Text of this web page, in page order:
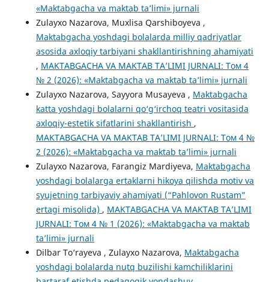
«Maktabgacha va maktab ta’limi» jurnali
Zulayxo Nazarova, Muxlisa Qarshiboyeva ,
Maktabgacha yoshdagi bolalarda milliy qadriyatlar
asosida axloqiy tarbiyani shakllantirishning ahamiyati
, MAKTABGACHA VA MAKTAB TA’LIMI JURNALI: Том 4
№ 2 (2026): «Maktabgacha va maktab ta’limi» jurnali
Zulayxo Nazarova, Sayyora Musayeva , Maktabgacha
katta yoshdagi bolalarni qo‘g‘irchoq teatri vositasida
axloqiy-estetik sifatlarini shakllantirish ,
MAKTABGACHA VA MAKTAB TA’LIMI JURNALI: Том 4 №
2 (2026): «Maktabgacha va maktab ta’limi» jurnali
Zulayxo Nazarova, Farangiz Mardiyeva, Maktabgacha
yoshdagi bolalarga ertaklarni hikoya qilishda motiv va
syujetning tarbiyaviy ahamiyati (“Pahlovon Rustam”
ertagi misolida) , MAKTABGACHA VA MAKTAB TA’LIMI
JURNALI: Том 4 № 1 (2026): «Maktabgacha va maktab
ta’limi» jurnali
Dilbar To‘rayeva , Zulayxo Nazarova, Maktabgacha
yoshdagi bolalarda nutq buzilishi kamchiliklarini